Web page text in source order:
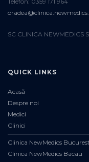
SC CLINICA NEWMEDICS
QUICK LINKS
Acasă
Despre noi
Medici
Clinici
Clinica NewMedics
Clinica NewMedics Bacau